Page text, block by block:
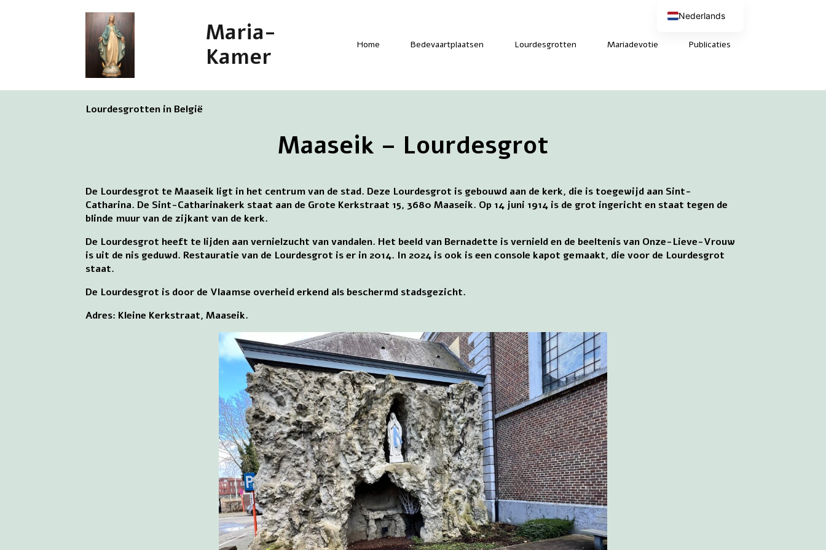
Maria-
Kamer
Home Bedevaartplaatsen Lourdesgrotten Mariadevotie Publicaties
Lourdesgrotten in België
Maaseik – Lourdesgrot
De Lourdesgrot te Maaseik ligt in het centrum van de stad. Deze Lourdesgrot is gebouwd aan de kerk, die is toegewijd aan Sint-
Catharina. De Sint-Catharinakerk staat aan de Grote Kerkstraat 15, 3680 Maaseik. Op 14 juni 1914 is de grot ingericht en staat tegen de
blinde muur van de zijkant van de kerk.
De Lourdesgrot heeft te lijden aan vernielzucht van vandalen. Het beeld van Bernadette is vernield en de beeltenis van Onze-Lieve-Vrouw
is uit de nis geduwd. Restauratie van de Lourdesgrot is er in 2014. In 2024 is ook is een console kapot gemaakt, die voor de Lourdesgrot
staat.
De Lourdesgrot is door de Vlaamse overheid erkend als beschermd stadsgezicht.
Adres: Kleine Kerkstraat, Maaseik.
Nederlands
Deutsch